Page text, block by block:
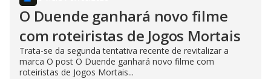
O Duende ganhará novo filme
com roteiristas de Jogos Mortais
Trata-se da segunda tentativa recente de revitalizar a
marca O post O Duende ganhará novo filme com
roteiristas de Jogos Mortais...